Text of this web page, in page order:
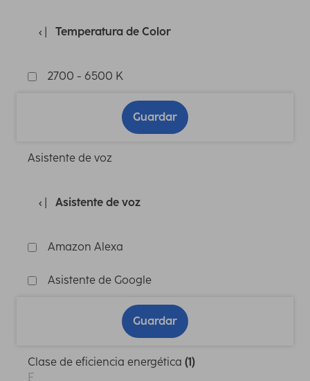
Temperatura de Color
2700 - 6500 K
Guardar
Asistente de voz
Asistente de voz
Amazon Alexa
Asistente de Google
Guardar
Clase de eficiencia energética (1)
F